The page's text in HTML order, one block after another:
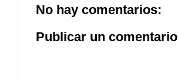
No hay comentarios:
Publicar un comentario